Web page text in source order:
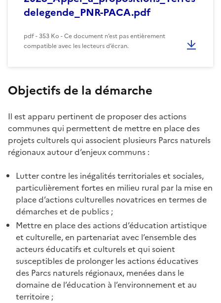
delegende_PNR-PACA.pdf
pdf - 353 Ko - Ce document n’est pas entièrement
compatible avec les lecteurs d’écran.
Objectifs de la démarche
Il est apparu pertinent de proposer des actions
communes qui permettent de mettre en place des
projets culturels qui associent plusieurs Parcs naturels
régionaux autour d’enjeux communs :
Lutter contre les inégalités territoriales et sociales,
particulièrement fortes en milieu rural par la mise en
place d’actions culturelles novatrices en termes de
démarches et de publics ;
Mettre en place des actions d’éducation artistique
et culturelle, en partenariat avec l’ensemble des
acteurs éducatifs et culturels et qui soient
susceptibles de prolonger les actions éducatives
des Parcs naturels régionaux, menées dans le
domaine de l’éducation à l’environnement et au
territoire ;